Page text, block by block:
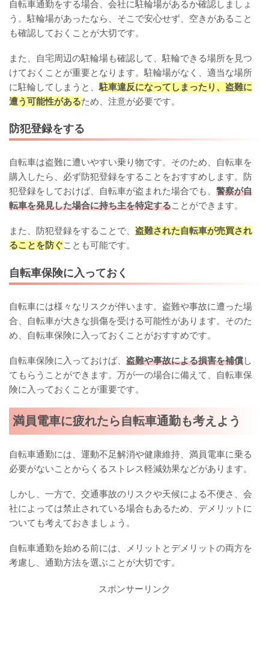
自転車通勤をする場合、会社に駐輪場があるか確認しましょ
う。駐輪場があったなら、そこで安心せず、空きがあること
も確認しておくことが大切です。
また、自宅周辺の駐輪場も確認して、駐輪できる場所を見つ
けておくことが重要となります。駐輪場がなく、適当な場所
に駐輪してしまうと、 駐車違反になってしまったり、盗難に
遭う可能性があるため、注意が必要です。
防犯登録をする
自転車は盗難に遭いやすい乗り物です。そのため、自転車を
購入したら、必ず防犯登録をすることをおすすめします。防
犯登録をしておけば、自転車が盗まれた場合でも、 警察が自
転車を発見した場合に持ち主を特定することができます。
また、防犯登録をすることで、 盗難された自転車が売買され
ることを防ぐことも可能です。
自転車保険に入っておく
自転車には様々なリスクが伴います。盗難や事故に遭った場
合、自転車が大きな損傷を受ける可能性があります。そのた
め、自転車保険に入っておくことがおすすめです。
自転車保険に入っておけば、 盗難や事故による損害を補償し
てもらうことができます。万が一の場合に備えて、自転車保
険に入っておくことが重要です。
満員電車に疲れたら自転車通勤も考えよう
自転車通勤には、運動不足解消や健康維持、満員電車に乗る
必要がないことからくるストレス軽減効果などがあります。
しかし、一方で、交通事故のリスクや天候による不便さ、会
社によっては禁止されている場合もあるため、デメリットに
ついても考えておきましょう。
自転車通勤を始める前には、メリットとデメリットの両方を
考慮し、通勤方法を選ぶことが大切です。
スポンサーリンク